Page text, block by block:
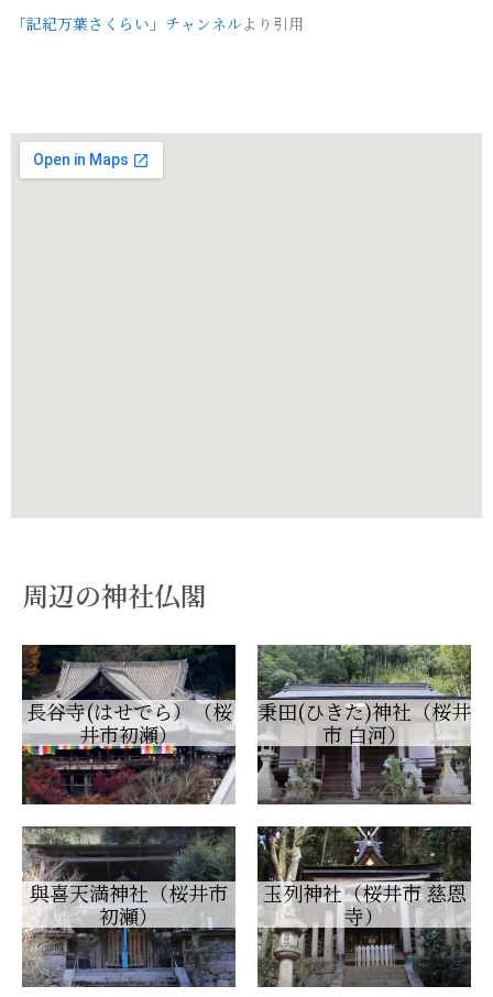
「記紀万葉さくらい」チャンネルより引用
周辺の神社仏閣
長谷寺(はせでら）（桜
井市初瀬）
秉田(ひきた)神社（桜井
市 白河）
與喜天満神社（桜井市
初瀬）
玉列神社（桜井市 慈恩
寺）